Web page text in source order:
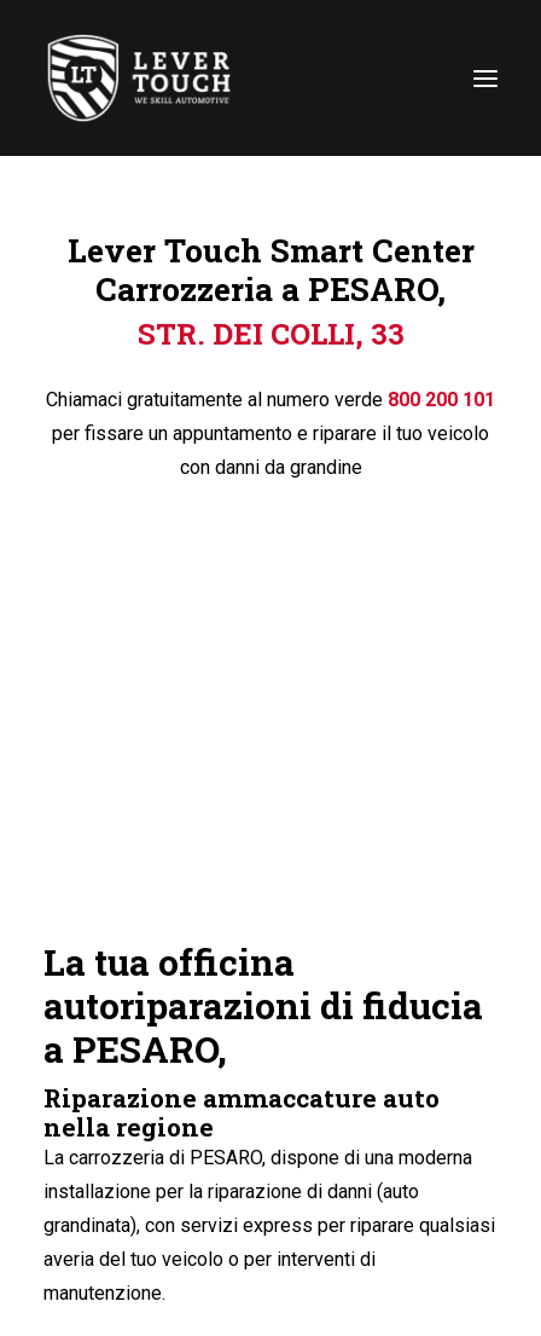
Linee di servizio
Carrozzerie
News
Contattaci
Lever Touch Smart Center
Carrozzeria a PESARO,
STR. DEI COLLI, 33
Chiamaci gratuitamente al numero verde 800 200 101
per fissare un appuntamento e riparare il tuo veicolo
con danni da grandine
La tua officina
autoriparazioni di fiducia
a PESARO,
Riparazione ammaccature auto
nella regione
La carrozzeria di PESARO, dispone di una moderna
installazione per la riparazione di danni (auto
grandinata), con servizi express per riparare qualsiasi
averia del tuo veicolo o per interventi di
manutenzione.